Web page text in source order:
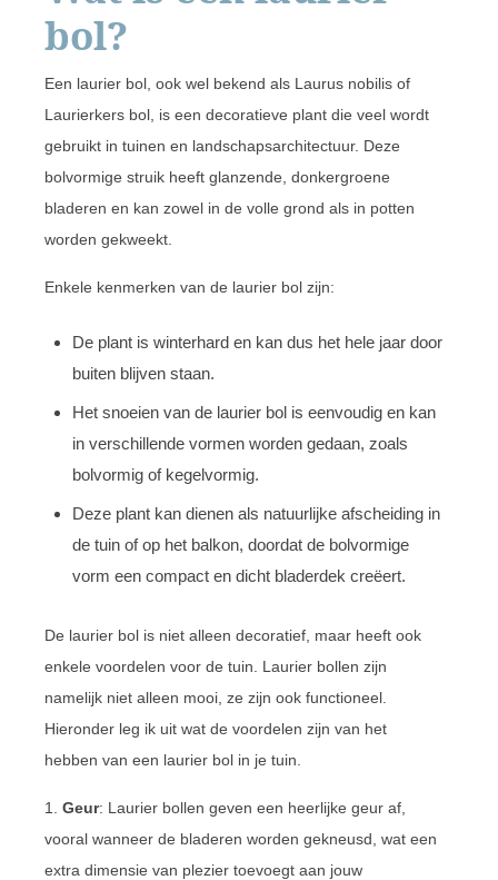
bol?
Een laurier bol, ook wel bekend als Laurus nobilis of
Laurierkers bol, is een decoratieve plant die veel wordt
gebruikt in tuinen en landschapsarchitectuur. Deze
bolvormige struik heeft glanzende, donkergroene
bladeren en kan zowel in de volle grond als in potten
worden gekweekt.
Enkele kenmerken van de laurier bol zijn:
De plant is winterhard en kan dus het hele jaar door
buiten blijven staan.
Het snoeien van de laurier bol is eenvoudig en kan
in verschillende vormen worden gedaan, zoals
bolvormig of kegelvormig.
Deze plant kan dienen als natuurlijke afscheiding in
de tuin of op het balkon, doordat de bolvormige
vorm een compact en dicht bladerdek creëert.
De laurier bol is niet alleen decoratief, maar heeft ook
enkele voordelen voor de tuin. Laurier bollen zijn
namelijk niet alleen mooi, ze zijn ook functioneel.
Hieronder leg ik uit wat de voordelen zijn van het
hebben van een laurier bol in je tuin.
1. Geur: Laurier bollen geven een heerlijke geur af,
vooral wanneer de bladeren worden gekneusd, wat een
extra dimensie van plezier toevoegt aan jouw